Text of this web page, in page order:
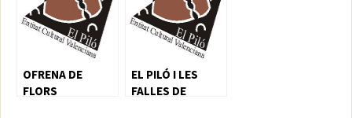
OFRENA DE
FLORS
EL PILÓ I LES
FALLES DE